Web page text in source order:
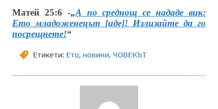
Матей 25:6 -„А по среднощ се нададе вик:
Ето младоженецът [иде]! Излизайте да го
посрещнете!“
Етикети: Ето, новини, ЧОВЕКЪТ